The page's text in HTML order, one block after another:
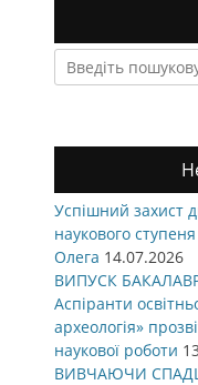
Search
for:
Успішний захист
наукового
Олега 14.07.2026
ВИПУСК
Аспіранти
археологія»
наукової роботи
ВИВЧАЮЧИ